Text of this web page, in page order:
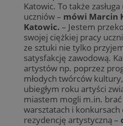
Katowic. To także
uczniów – mówi Marcin
Katowic. – Jestem
swojej ciężkiej pracy
ze sztuki nie tylko
satysfakcję zawodową.
artystów np. poprzez
młodych twórców
ubiegłym roku artyści
miastem mogli m.in. brać
warsztatach i konkursach
rezydencję artystyczną –